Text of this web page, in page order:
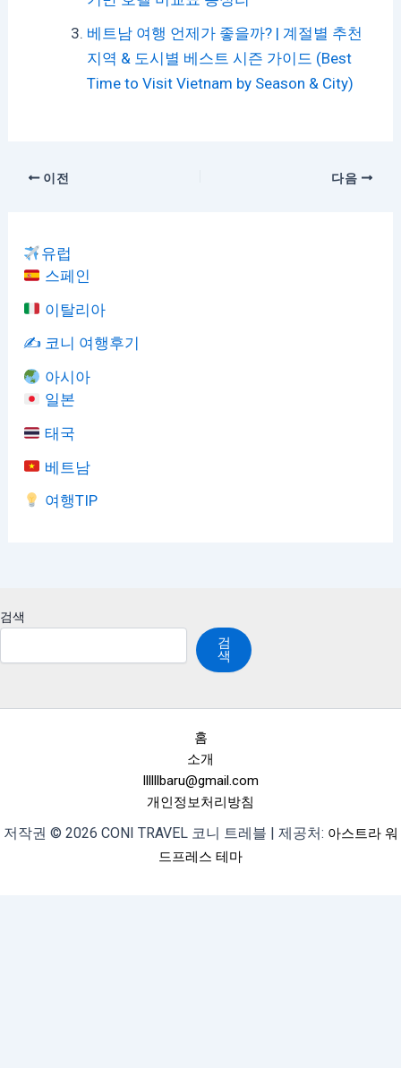
베트남 여행 언제가 좋을까? | 계절별 추천
지역 & 도시별 베스트 시즌 가이드 (Best
Time to Visit Vietnam by Season & City)
이전 다음
유럽
스페인
이탈리아
✍️ 코니 여행후기
아시아
일본
태국
베트남
여행TIP
검색
검
색
홈
소개
llllllbaru@gmail.com
개인정보처리방침
저작권 © 2026 CONI TRAVEL 코니 트레블 | 제공처: 아스트라 워
드프레스 테마